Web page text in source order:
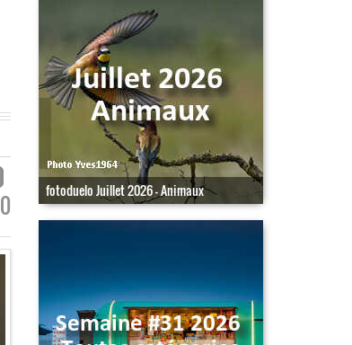
0
fotoduelo Juillet 2026 - Animaux